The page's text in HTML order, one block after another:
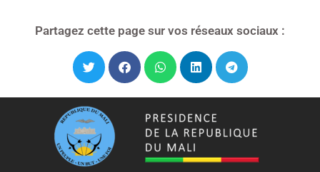
Partagez cette page sur vos réseaux sociaux :